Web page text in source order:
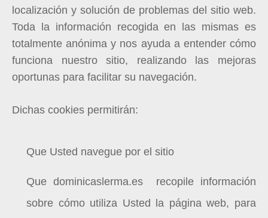
localización y solución de problemas del sitio web.
Toda la información recogida en las mismas es
totalmente anónima y nos ayuda a entender cómo
funciona nuestro sitio, realizando las mejoras
oportunas para facilitar su navegación.
Dichas cookies permitirán:
Que Usted navegue por el sitio
Que dominicaslerma.es recopile información
sobre cómo utiliza Usted la página web, para